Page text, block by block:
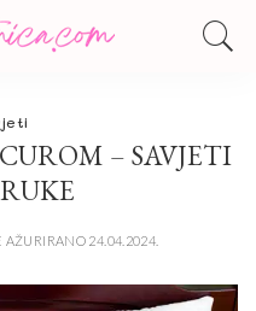
– SAVJETI
AŽURIRANO 24.04.2024.